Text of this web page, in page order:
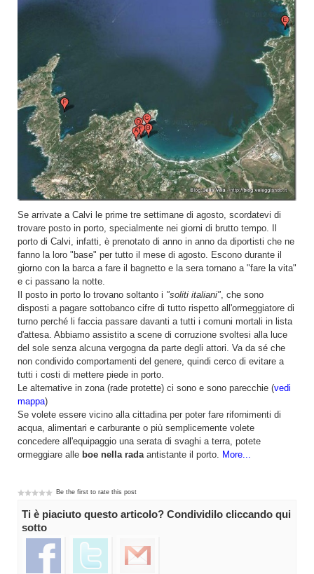
Se arrivate a Calvi le prime tre settimane di agosto, scordatevi di
trovare posto in porto, specialmente nei giorni di brutto tempo. Il
porto di Calvi, infatti, è prenotato di anno in anno da diportisti che ne
fanno la loro "base" per tutto il mese di agosto. Escono durante il
giorno con la barca a fare il bagnetto e la sera tornano a "fare la vita"
e ci passano la notte.
Il posto in porto lo trovano soltanto i "soliti italiani", che sono
disposti a pagare sottobanco cifre di tutto rispetto all'ormeggiatore di
turno perché li faccia passare davanti a tutti i comuni mortali in lista
d'attesa. Abbiamo assistito a scene di corruzione svoltesi alla luce
del sole senza alcuna vergogna da parte degli attori. Va da sé che
non condivido comportamenti del genere, quindi cerco di evitare a
tutti i costi di mettere piede in porto.
Le alternative in zona (rade protette) ci sono e sono parecchie (vedi
mappa)
Se volete essere vicino alla cittadina per poter fare rifornimenti di
acqua, alimentari e carburante o più semplicemente volete
concedere all'equipaggio una serata di svaghi a terra, potete
ormeggiare alle boe nella radaantistante il porto. More...
Be the first to rate this post
Ti è piaciuto questo articolo? Condividilo cliccando qui
sotto